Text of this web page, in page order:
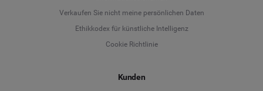
Verkaufen Sie nicht meine persönlichen Daten
Ethikkodex für künstliche Intelligenz
Cookie Richtlinie
Kunden
Deutsch